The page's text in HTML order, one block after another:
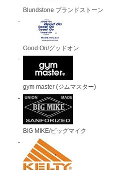
Blundstone ブランドストーン
Good On/グッドオン
gym master (ジムマスター)
BIG MIKE/ビッグマイク